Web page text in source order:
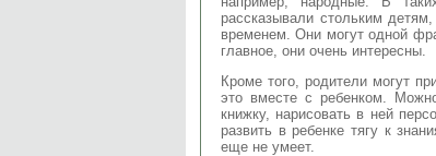
рассказывали стольким
временем. Они могут одной
главное, они очень интересны.
Кроме того, родители могут
это вместе с ребенком.
книжку, нарисовать в ней
развить в ребенке тягу к
еще не умеет.